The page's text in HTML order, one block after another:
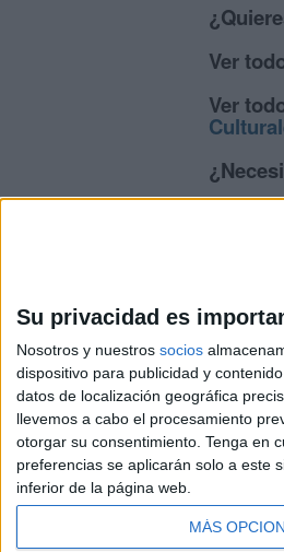
Su privacidad es
Nosotros y nuestros socios
dispositivo para publicidad y
datos de localización geográfica
llevemos a cabo el procesamiento
otorgar su consentimiento. Tenga en
preferencias se aplicarán solo a este
inferior de la página web.
MÁS
Ver
Ver
>>